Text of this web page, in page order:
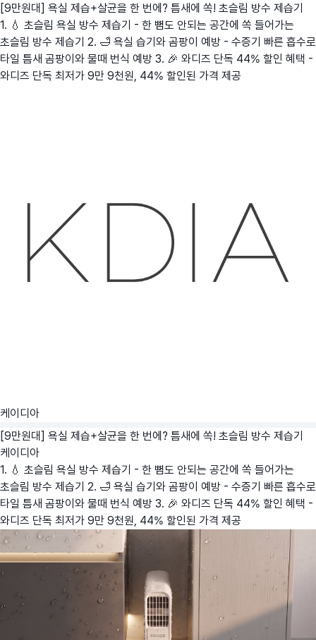
[9만원대] 욕실 제습+살균을 한 번에? 틈새에 쏙! 초슬림 방수 제습기
1. 💧 초슬림 욕실 방수 제습기 - 한 뼘도 안되는 공간에 쏙 들어가는
초슬림 방수 제습기 2. 🛁 욕실 습기와 곰팡이 예방 - 수증기 빠른 흡수로
타일 틈새 곰팡이와 물때 번식 예방 3. 🎉 와디즈 단독 44% 할인 혜택 -
와디즈 단독 최저가 9만 9천원, 44% 할인된 가격 제공
케이디아
[9만원대] 욕실 제습+살균을 한 번에? 틈새에 쏙! 초슬림 방수 제습기
케이디아
1. 💧 초슬림 욕실 방수 제습기 - 한 뼘도 안되는 공간에 쏙 들어가는
초슬림 방수 제습기 2. 🛁 욕실 습기와 곰팡이 예방 - 수증기 빠른 흡수로
타일 틈새 곰팡이와 물때 번식 예방 3. 🎉 와디즈 단독 44% 할인 혜택 -
와디즈 단독 최저가 9만 9천원, 44% 할인된 가격 제공